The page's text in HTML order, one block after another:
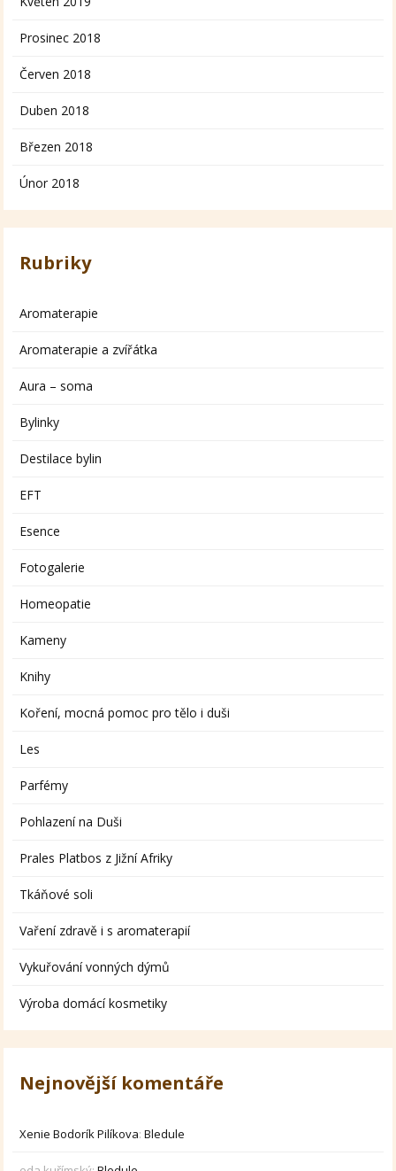
Prosinec 2018
Červen 2018
Duben 2018
Březen 2018
Únor 2018
Rubriky
Aromaterapie
Aromaterapie a zvířátka
Aura – soma
Bylinky
Destilace bylin
EFT
Esence
Fotogalerie
Homeopatie
Kameny
Knihy
Koření, mocná pomoc pro tělo i duši
Les
Parfémy
Pohlazení na Duši
Prales Platbos z Jižní Afriky
Tkáňové soli
Vaření zdravě i s aromaterapií
Vykuřování vonných dýmů
Výroba domácí kosmetiky
Nejnovější komentáře
Xenie Bodorík Pilíkova:Bledule